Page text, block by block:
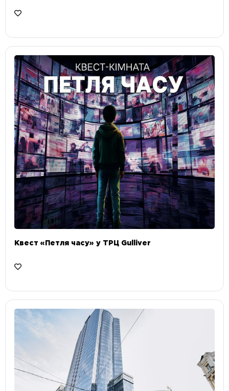
Квест «Петля часу» у ТРЦ Gulliver